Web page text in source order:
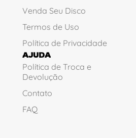
Venda Seu Disco
Termos de Uso
Política de Privacidade
AJUDA
Política de Troca e
Devolução
Contato
FAQ